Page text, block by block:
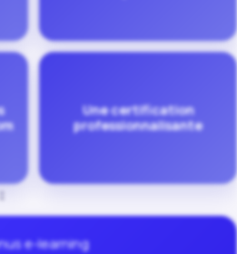
Une certification
professionnalisante
e-learning